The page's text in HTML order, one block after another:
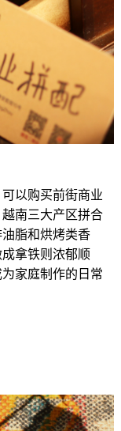
以购买前街商业
南三大产区拼合
脂和烘烤类香
拿铁则浓郁顺
家庭制作的日常